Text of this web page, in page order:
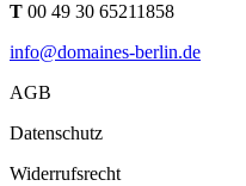
T 00 49 30 65211858
info@domaines-berlin.de
AGB
Datenschutz
Widerrufsrecht